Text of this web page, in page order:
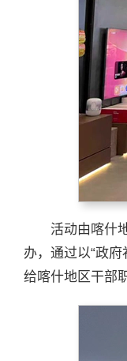
活动由喀什
办，通过以“政
给喀什地区干部